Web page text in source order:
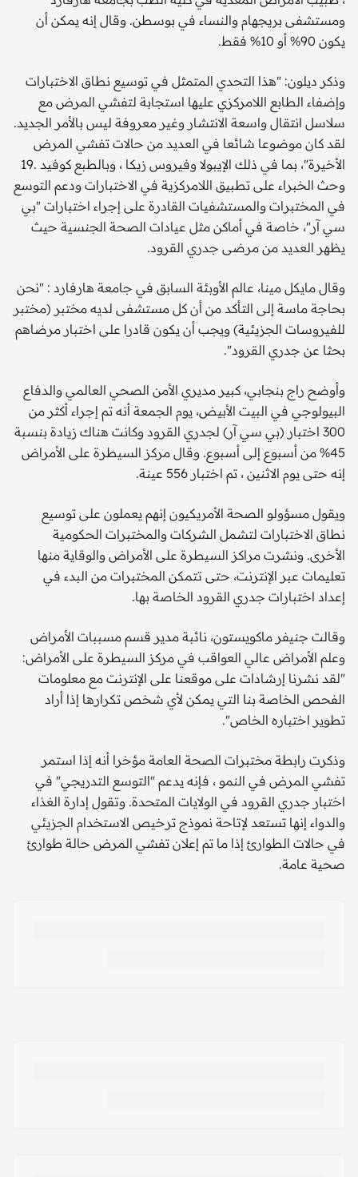
ومستشفى بريجهام والنساء في بوسطن. وقال إنه يمكن أن
يكون 90% أو 10% فقط.
وذكر ديلون: "هذا التحدي المتمثل في توسيع نطاق الاختبارات
وإضفاء الطابع اللامركزي عليها استجابة لتفشي المرض مع
سلاسل انتقال واسعة الانتشار وغير معروفة ليس بالأمر الجديد.
لقد كان موضوعا شائعا في العديد من حالات تفشي المرض
الأخيرة"، بما في ذلك الإيبولا وفيروس زيكا ، وبالطبع كوفيد .19
وحث الخبراء على تطبيق اللامركزية في الاختبارات ودعم التوسع
في المختبرات والمستشفيات القادرة على إجراء اختبارات "بي
سي آر"، خاصة في أماكن مثل عيادات الصحة الجنسية حيث
يظهر العديد من مرضى جدري القرود.
وقال مايكل مينا، عالم الأوبئة السابق في جامعة هارفارد : "نحن
بحاجة ماسة إلى التأكد من أن كل مستشفى لديه مختبر (مختبر
للفيروسات الجزيئية) ويجب أن يكون قادرا على اختبار مرضاهم
بحثا عن جدري القرود".
وأوضح راج بنجابي، كبير مديري الأمن الصحي العالمي والدفاع
البيولوجي في البيت الأبيض، يوم الجمعة أنه تم إجراء أكثر من
300 اختبار (بي سي آر) لجدري القرود وكانت هناك زيادة بنسبة
45% من أسبوع إلى أسبوع. وقال مركز السيطرة على الأمراض
إنه حتى يوم الاثنين ، تم اختبار 556 عينة.
ويقول مسؤولو الصحة الأمريكيون إنهم يعملون على توسيع
نطاق الاختبارات لتشمل الشركات والمختبرات الحكومية
الأخرى. ونشرت مراكز السيطرة على الأمراض والوقاية منها
تعليمات عبر الإنترنت، حتى تتمكن المختبرات من البدء في
إعداد اختبارات جدري القرود الخاصة بها.
وقالت جنيفر ماكويستون، نائبة مدير قسم مسببات الأمراض
وعلم الأمراض عالي العواقب في مركز السيطرة على الأمراض:
"لقد نشرنا إرشادات على موقعنا على الإنترنت مع معلومات
الفحص الخاصة بنا التي يمكن لأي شخص تكرارها إذا أراد
تطوير اختباره الخاص".
وذكرت رابطة مختبرات الصحة العامة مؤخرا أنه إذا استمر
تفشي المرض في النمو ، فإنه يدعم "التوسع التدريجي" في
اختبار جدري القرود في الولايات المتحدة. وتقول إدارة الغذاء
والدواء إنها تستعد لإتاحة نموذج ترخيص الاستخدام الجزيئي
في حالات الطوارئ إذا ما تم إعلان تفشي المرض حالة طوارئ
صحية عامة.